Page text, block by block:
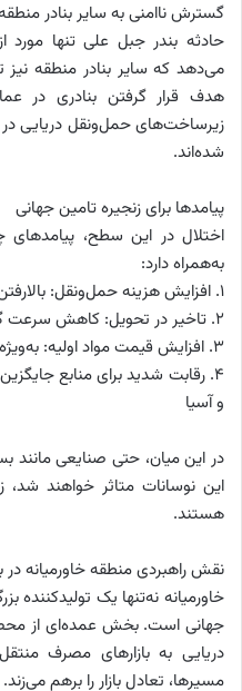
گسترش ناامنی به سایر بنادر
حادثه بندر جبل علی تنها
می‌دهد که سایر بنادر منطقه نیز
هدف قرار گرفتن بنادری در
زیرساخت‌های حمل‌ونقل دریایی
شده‌اند.
پیامدها برای زنجیره تامین جهانی
اختلال در این سطح، پیامدهای
به‌همراه دارد:
1. افزایش هزینه حمل‌ونقل: بالارفتن حق بیمه و کرایه کشتی‌ها
2. تاخیر در تحویل: کاهش سرعت گردش کالا در زنجیره تامین
3. افزایش قیمت مواد اولیه: به‌ویژه برای پلی‌اتیلن و پلی‌پروپیلن
4. رقابت شدید برای منابع
و آسیا
در این میان، حتی صنایعی مانند
این نوسانات متاثر خواهند شد،
هستند.
نقش راهبردی منطقه خاورمیانه در
خاورمیانه نه‌تنها یک تولیدکننده
جهانی است. بخش عمده‌ای از
دریایی به بازارهای مصرف
مسیرها، تعادل بازار را برهم می‌زند.